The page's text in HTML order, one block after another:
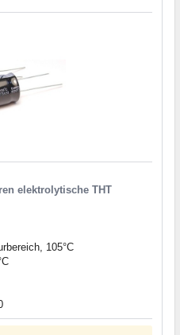
elektrolytische THT
105°C